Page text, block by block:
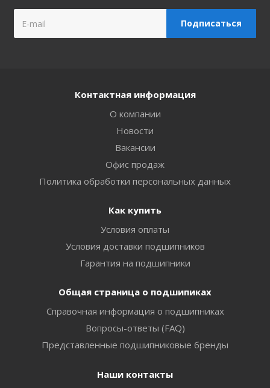
Контактная информация
О компании
Новости
Вакансии
Офис продаж
Политика обработки персональных данных
Как купить
Условия оплаты
Условия доставки подшипников
Гарантия на подшипники
Общая страница о подшипиках
Справочная информация о подшипниках
Вопросы-ответы (FAQ)
Представленные подшипниковые бренды
Наши контакты